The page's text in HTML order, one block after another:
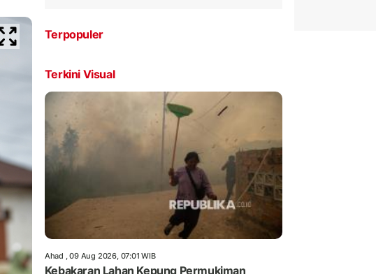
Terpopuler
Terkini Visual
Ahad , 09 Aug 2026, 07:01 WIB
Kebakaran Lahan Kepung Permukiman